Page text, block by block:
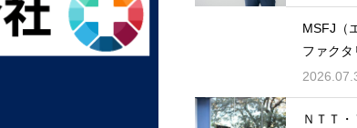
MSFJ（
ファク
探る利点
ＮＴＴ